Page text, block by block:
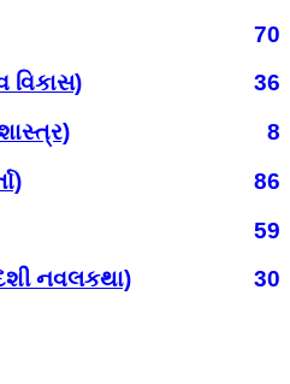
70
વિકાસ)
36
8
86
59
નવલકથા)
30